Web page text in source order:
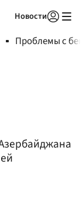
Новости
Проблемы с